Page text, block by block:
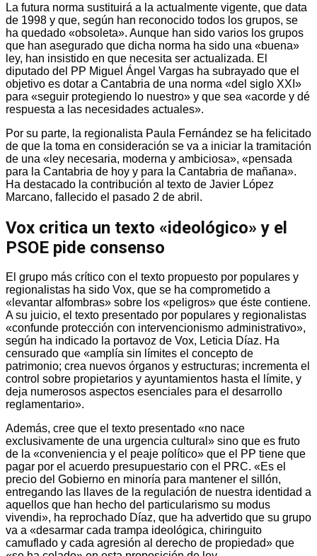
La futura norma sustituirá a la actualmente vigente, que data
de 1998 y que, según han reconocido todos los grupos, se
ha quedado «obsoleta». Aunque han sido varios los grupos
que han asegurado que dicha norma ha sido una «buena»
ley, han insistido en que necesita ser actualizada. El
diputado del PP Miguel Ángel Vargas ha subrayado que el
objetivo es dotar a Cantabria de una norma «del siglo XXI»
para «seguir protegiendo lo nuestro» y que sea «acorde y dé
respuesta a las necesidades actuales».
Por su parte, la regionalista Paula Fernández se ha felicitado
de que la toma en consideración se va a iniciar la tramitación
de una «ley necesaria, moderna y ambiciosa», «pensada
para la Cantabria de hoy y para la Cantabria de mañana».
Ha destacado la contribución al texto de Javier López
Marcano, fallecido el pasado 2 de abril.
Vox critica un texto «ideológico» y el
PSOE pide consenso
El grupo más crítico con el texto propuesto por populares y
regionalistas ha sido Vox, que se ha comprometido a
«levantar alfombras» sobre los «peligros» que éste contiene.
A su juicio, el texto presentado por populares y regionalistas
«confunde protección con intervencionismo administrativo»,
según ha indicado la portavoz de Vox, Leticia Díaz. Ha
censurado que «amplía sin límites el concepto de
patrimonio; crea nuevos órganos y estructuras; incrementa el
control sobre propietarios y ayuntamientos hasta el límite, y
deja numerosos aspectos esenciales para el desarrollo
reglamentario».
Además, cree que el texto presentado «no nace
exclusivamente de una urgencia cultural» sino que es fruto
de la «conveniencia y el peaje político» que el PP tiene que
pagar por el acuerdo presupuestario con el PRC. «Es el
precio del Gobierno en minoría para mantener el sillón,
entregando las llaves de la regulación de nuestra identidad a
aquellos que han hecho del particularismo su modus
vivendi», ha reprochado Díaz, que ha advertido que su grupo
va a «desarmar cada trampa ideológica, chiringuito
camuflado y cada agresión al derecho de propiedad» que